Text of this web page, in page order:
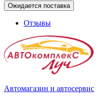
Ожидается поставка
Отзывы
Автомагазин и автосервис